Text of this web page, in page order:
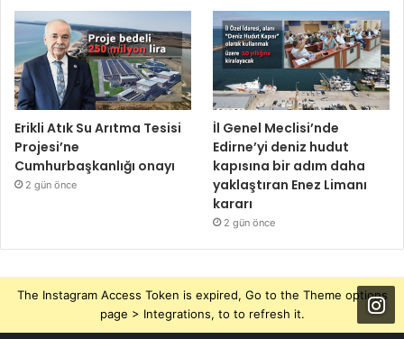
Erikli Atık Su Arıtma Tesisi
Projesi’ne
Cumhurbaşkanlığı onayı
2 gün önce
İl Genel Meclisi’nde
Edirne’yi deniz hudut
kapısına bir adım daha
yaklaştıran Enez Limanı
kararı
2 gün önce
The Instagram Access Token is expired, Go to the Theme options
page > Integrations, to to refresh it.